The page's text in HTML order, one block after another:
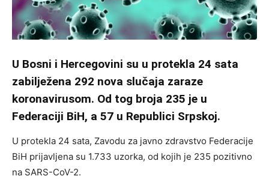
U Bosni i Hercegovini su u protekla 24 sata
zabilježena 292 nova slučaja zaraze
koronavirusom. Od tog broja 235 je u
Federaciji BiH, a 57 u Republici Srpskoj.
U protekla 24 sata, Zavodu za javno zdravstvo Federacije
BiH prijavljena su 1.733 uzorka, od kojih je 235 pozitivno
na SARS-CoV-2.